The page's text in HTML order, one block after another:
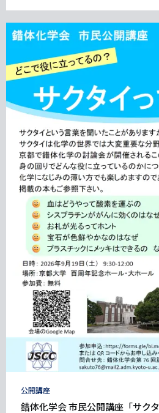
地
タ
グ
公開講座
錯体化学会 市民公開講座「サクタ